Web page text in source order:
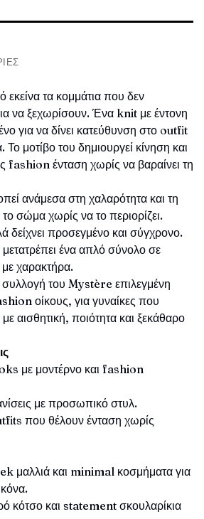
εκείνα τα κομμάτια που δεν
να ξεχωρίσουν. Ένα knit με έντονη
για να δίνει κατεύθυνση στο outfit
μοτίβο του δημιουργεί κίνηση και
fashion ένταση χωρίς να βαραίνει τη
ανάμεσα στη χαλαρότητα και τη
σώμα χωρίς να το περιορίζει.
δείχνει προσεγμένο και σύγχρονο.
μετατρέπει ένα απλό σύνολο σε
χαρακτήρα.
του Mystère επιλεγμένη
οίκους, για γυναίκες που
αισθητική, ποιότητα και ξεκάθαρο
με μοντέρνο και fashion
με προσωπικό στυλ.
που θέλουν ένταση χωρίς
μαλλιά και minimal κοσμήματα για
κότσο και statement σκουλαρίκια